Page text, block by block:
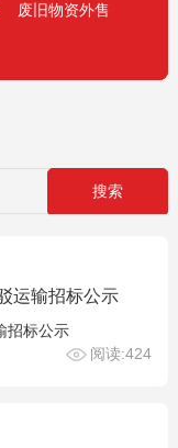
废旧物资外售
运输招标公示
招标公示
阅读:424